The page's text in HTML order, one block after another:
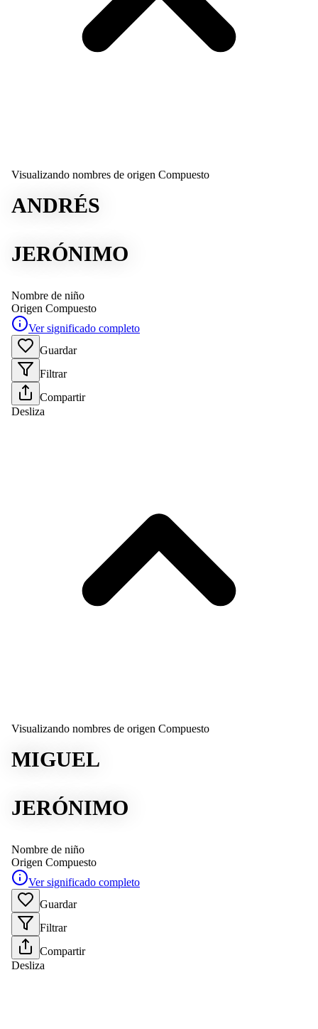
Visualizando nombres de origen Compuesto
ANDRÉS
JERÓNIMO
Nombre de niño
Origen Compuesto
Ver significado completo
Guardar
Filtrar
Compartir
Desliza
Visualizando nombres de origen Compuesto
MIGUEL
JERÓNIMO
Nombre de niño
Origen Compuesto
Ver significado completo
Guardar
Filtrar
Compartir
Desliza